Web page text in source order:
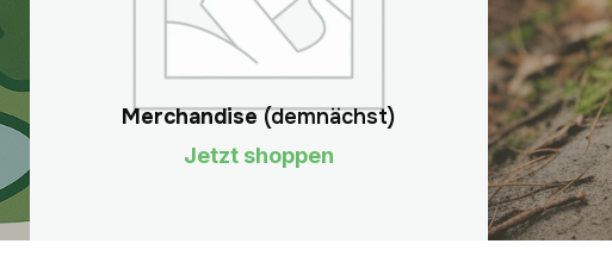
Merchandise(demnächst)
Jetzt shoppen